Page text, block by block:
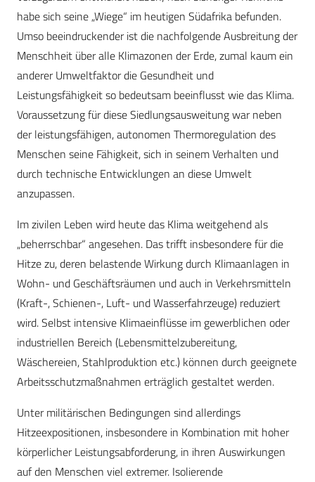
habe sich seine „Wiege“ im heutigen Südafrika befunden.
Umso beeindruckender ist die nachfolgende Ausbreitung der
Menschheit über alle Klimazonen der Erde, zumal kaum ein
anderer Umweltfaktor die Gesundheit und
Leistungsfähigkeit so bedeutsam beeinflusst wie das Klima.
Voraussetzung für diese Siedlungsausweitung war neben
der leistungsfähigen, autonomen Thermoregulation des
Menschen seine Fähigkeit, sich in seinem Verhalten und
durch technische Entwicklungen an diese Umwelt
anzupassen.
Im zivilen Leben wird heute das Klima weitgehend als
„beherrschbar“ angesehen. Das trifft insbesondere für die
Hitze zu, deren belastende Wirkung durch Klimaanlagen in
Wohn- und Geschäftsräumen und auch in Verkehrsmitteln
(Kraft-, Schienen-, Luft- und Wasserfahrzeuge) reduziert
wird. Selbst intensive Klimaeinflüsse im gewerblichen oder
industriellen Bereich (Lebensmittelzubereitung,
Wäschereien, Stahlproduktion etc.) können durch geeignete
Arbeitsschutzmaßnahmen erträglich gestaltet werden.
Unter militärischen Bedingungen sind allerdings
Hitzeexpositionen, insbesondere in Kombination mit hoher
körperlicher Leistungsabforderung, in ihren Auswirkungen
auf den Menschen viel extremer. Isolierende